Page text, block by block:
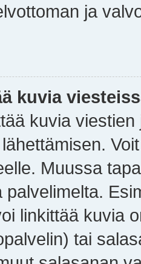
ja
kuvia
kuvia
Muussa
palvelimelta.
linkittää kuvia
tai